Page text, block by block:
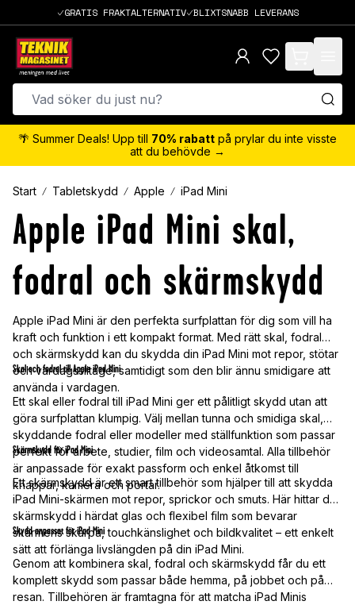
GRATIS FRAKTALTERNATIV BLIXTSNABB LEVERANS
items in cart,
🌴 Summer Deals! Upp till 70% rabatt på prylar du inte visste
att du behövde →
Start Tabletskydd Apple iPad Mini
Apple iPad Mini skal,
fodral och skärmskydd
Apple iPad Mini är den perfekta surfplattan för dig som vill ha
kraft och funktion i ett kompakt format. Med rätt skal, fodral
och skärmskydd kan du skydda din iPad Mini mot repor, stötar
och vardagsslitage, samtidigt som den blir ännu smidigare att
använda i vardagen.
Skal och fodral till Apple iPad Mini
Ett skal eller fodral till iPad Mini ger ett pålitligt skydd utan att
göra surfplattan klumpig. Välj mellan tunna och smidiga skal,
skyddande fodral eller modeller med ställfunktion som passar
perfekt för arbete, studier, film och videosamtal. Alla tillbehör
är anpassade för exakt passform och enkel åtkomst till
knappar, kamera och portar.
Skärmskydd för iPad Mini
Ett skärmskydd är ett smart tillbehör som hjälper till att skydda
iPad Mini-skärmen mot repor, sprickor och smuts. Här hittar du
skärmskydd i härdat glas och flexibel film som bevarar
skärmens skärpa, touchkänslighet och bildkvalitet – ett enkelt
sätt att förlänga livslängden på din iPad Mini.
Skydd anpassat för iPad Mini
Genom att kombinera skal, fodral och skärmskydd får du ett
komplett skydd som passar både hemma, på jobbet och på
resan. Tillbehören är framtagna för att matcha iPad Minis